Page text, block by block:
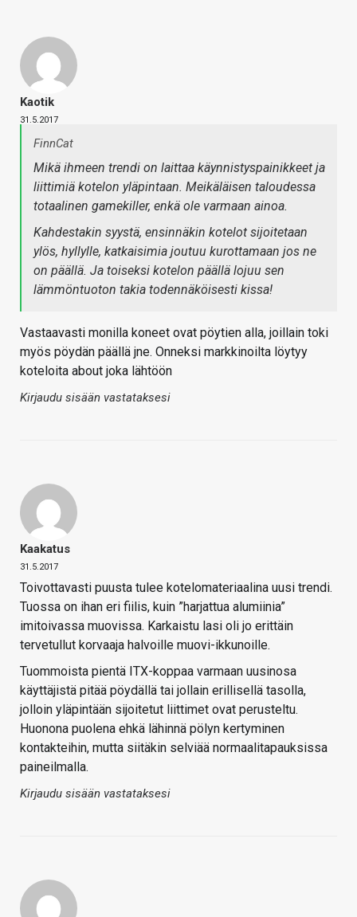
Kaotik
31.5.2017
FinnCat
Mikä ihmeen trendi on laittaa käynnistyspainikkeet ja
liittimiä kotelon yläpintaan. Meikäläisen taloudessa
totaalinen gamekiller, enkä ole varmaan ainoa.
Kahdestakin syystä, ensinnäkin kotelot sijoitetaan
ylös, hyllylle, katkaisimia joutuu kurottamaan jos ne
on päällä. Ja toiseksi kotelon päällä lojuu sen
lämmöntuoton takia todennäköisesti kissa!
Vastaavasti monilla koneet ovat pöytien alla, joillain toki
myös pöydän päällä jne. Onneksi markkinoilta löytyy
koteloita about joka lähtöön
Kirjaudu sisään vastataksesi
Kaakatus
31.5.2017
Toivottavasti puusta tulee kotelomateriaalina uusi trendi.
Tuossa on ihan eri fiilis, kuin ”harjattua alumiinia”
imitoivassa muovissa. Karkaistu lasi oli jo erittäin
tervetullut korvaaja halvoille muovi-ikkunoille.
Tuommoista pientä ITX-koppaa varmaan uusinosa
käyttäjistä pitää pöydällä tai jollain erillisellä tasolla,
jolloin yläpintään sijoitetut liittimet ovat perusteltu.
Huonona puolena ehkä lähinnä pölyn kertyminen
kontakteihin, mutta siitäkin selviää normaalitapauksissa
paineilmalla.
Kirjaudu sisään vastataksesi